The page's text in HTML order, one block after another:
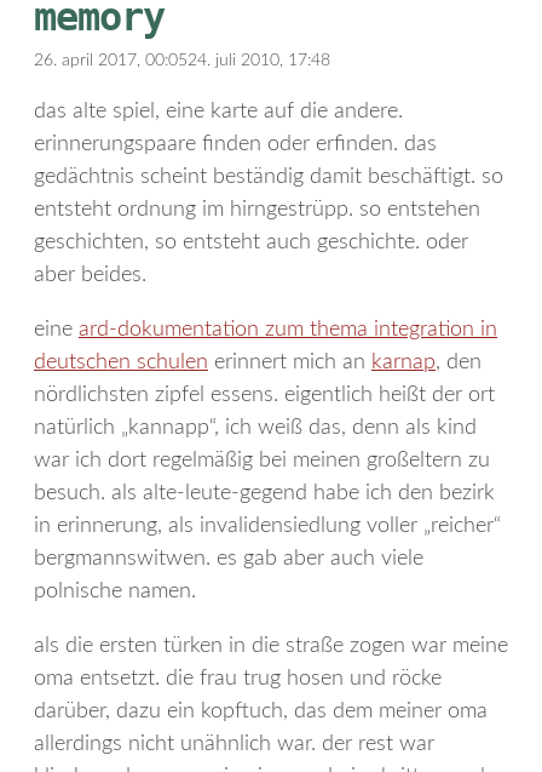
memory
26. april 2017, 00:0524. juli 2010, 17:48
das alte spiel, eine karte auf die andere.
erinnerungspaare finden oder erfinden. das
gedächtnis scheint beständig damit beschäftigt. so
entsteht ordnung im hirngestrüpp. so entstehen
geschichten, so entsteht auch geschichte. oder
aber beides.
eine ard-dokumentation zum thema integration in
deutschen schulen erinnert mich an karnap, den
nördlichsten zipfel essens. eigentlich heißt der ort
natürlich „kannapp“, ich weiß das, denn als kind
war ich dort regelmäßig bei meinen großeltern zu
besuch. als alte-leute-gegend habe ich den bezirk
in erinnerung, als invalidensiedlung voller „reicher“
bergmannswitwen. es gab aber auch viele
polnische namen.
als die ersten türken in die straße zogen war meine
oma entsetzt. die frau trug hosen und röcke
darüber, dazu ein kopftuch, das dem meiner oma
allerdings nicht unähnlich war. der rest war